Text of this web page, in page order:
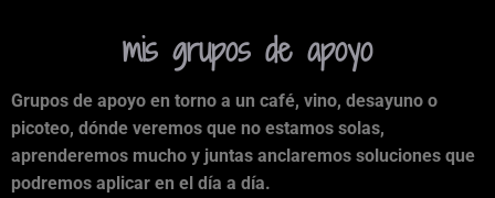
mis grupos de apoyo
Grupos de apoyo en torno a un café, vino, desayuno o
picoteo, dónde veremos que no estamos solas,
aprenderemos mucho y juntas anclaremos soluciones que
podremos aplicar en el día a día.